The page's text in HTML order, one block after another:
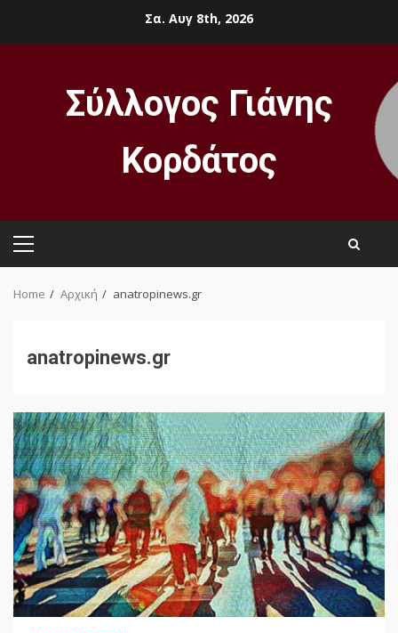
Σα. Αυγ 8th, 2026
Σύλλογος Γιάνης
Κορδάτος
Primary
Home Αρχική anatropinews.gr
anatropinews.gr